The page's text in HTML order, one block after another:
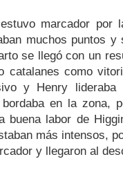
marcador por
muchos puntos y
se llegó con un
catalanes como
y Henry
en la zona,
buena labor de
más intensos,
y llegaron al